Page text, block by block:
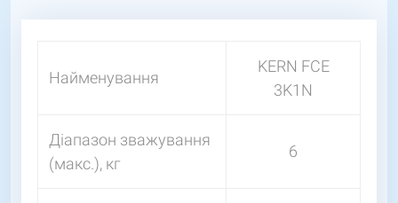
Найменування
KERN FCE
3K1N
Діапазон зважування
(макс.), кг
6